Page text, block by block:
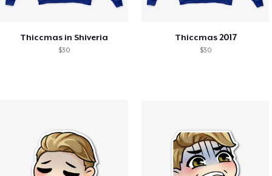
Thiccmas in Shiveria
$30
Thiccmas 2017
$30